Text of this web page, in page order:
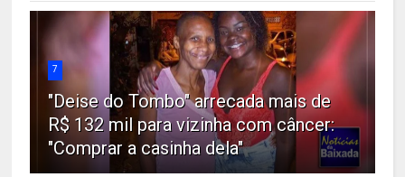
7
"Deise do Tombo" arrecada mais de
R$ 132 mil para vizinha com câncer:
"Comprar a casinha dela"